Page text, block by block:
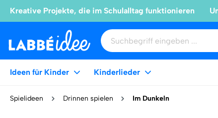
Kreative Projekte, die im Schulalltag funktionieren
Ideen für Kinder Kinderlieder
Spielideen Drinnen spielen Im Dunkeln